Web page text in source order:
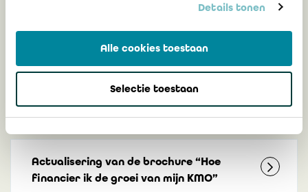
Details tonen
Alle cookies toestaan
Selectie toestaan
Europese Commissie keurt norm
Actualisering van de brochure “Hoe
financier ik de groei van mijn KMO”